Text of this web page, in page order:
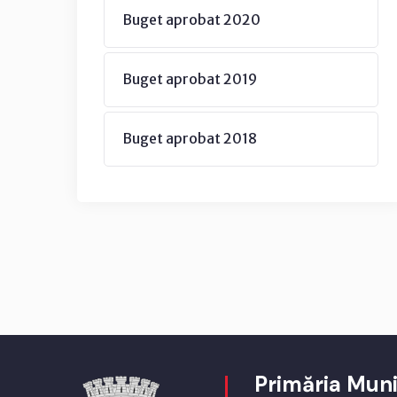
Buget aprobat 2020
Buget aprobat 2019
Buget aprobat 2018
Primăria